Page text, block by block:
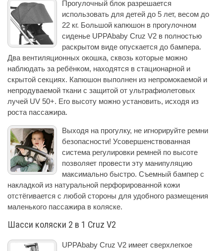
Прогулочный блок разрешается
использовать для детей до 5 лет, весом до
22 кг. Большой капюшон в прогулочном
сиденье UPPAbaby Cruz V2 в полностью
раскрытом виде опускается до бампера.
Два вентиляционных окошка, сквозь которые можно
наблюдать за ребёнком, находятся в стационарной и
скрытой секциях. Капюшон выполнен из непромокаемой и
непродуваемой ткани с защитой от ультрафиолетовых
лучей UV 50+. Его высоту можно установить, исходя из
роста пассажира.
Выходя на прогулку, не игнорируйте ремни
безопасности! Усовершенствованная
система регулировки ремней по высоте
позволяет провести эту манипуляцию
максимально быстро. Съемный бампер с
накладкой из натуральной перфорированной кожи
отстёгивается с любой стороны для удобного размещения
маленького пассажира в коляске.
Шасси коляски 2 в 1 Cruz V2
UPPAbaby Cruz V2 имеет сверхлегкое